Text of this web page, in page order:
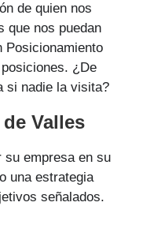
de quien nos
que nos puedan
Posicionamiento
¿De
si nadie la visita?
Valles
su empresa en su
una estrategia
señalados.